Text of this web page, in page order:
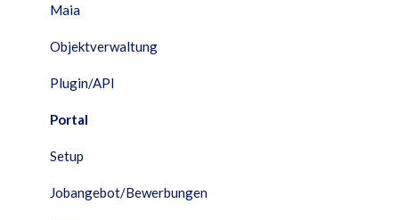
Maia
Objektverwaltung
Plugin/API
Portal
Setup
Jobangebot/Bewerbungen